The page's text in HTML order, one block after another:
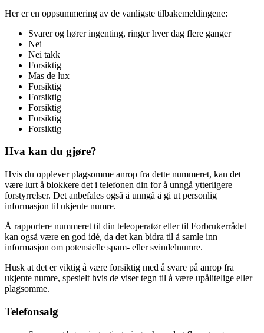
Her er en oppsummering av de vanligste tilbakemeldingene:
Svarer og hører ingenting, ringer hver dag flere ganger
Nei
Nei takk
Forsiktig
Mas de lux
Forsiktig
Forsiktig
Forsiktig
Forsiktig
Forsiktig
Hva kan du gjøre?
Hvis du opplever plagsomme anrop fra dette nummeret, kan det
være lurt å blokkere det i telefonen din for å unngå ytterligere
forstyrrelser. Det anbefales også å unngå å gi ut personlig
informasjon til ukjente numre.
Å rapportere nummeret til din teleoperatør eller til Forbrukerrådet
kan også være en god idé, da det kan bidra til å samle inn
informasjon om potensielle spam- eller svindelnumre.
Husk at det er viktig å være forsiktig med å svare på anrop fra
ukjente numre, spesielt hvis de viser tegn til å være upålitelige eller
plagsomme.
Telefonsalg